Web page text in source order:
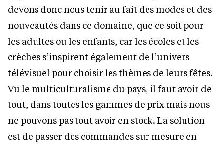
devons donc nous tenir au fait des modes et des
nouveautés dans ce domaine, que ce soit pour
les adultes ou les enfants, car les écoles et les
crèches s’inspirent également de l’univers
télévisuel pour choisir les thèmes de leurs fêtes.
Vu le multiculturalisme du pays, il faut avoir de
tout, dans toutes les gammes de prix mais nous
ne pouvons pas tout avoir en stock. La solution
est de passer des commandes sur mesure en